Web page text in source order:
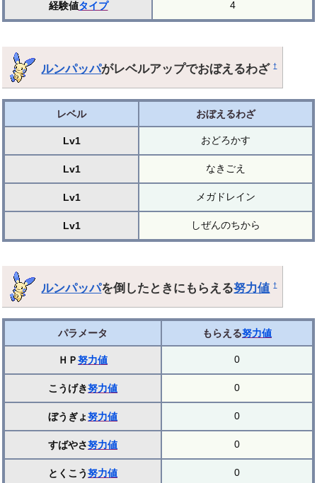
経験値タイプ 4
ルンパッパがレベルアップでおぼえるわざ†
レベル おぼえるわざ
Lv1 おどろかす
Lv1 なきごえ
Lv1 メガドレイン
Lv1 しぜんのちから
ルンパッパを倒したときにもらえる努力値 †
パラメータ もらえる努力値
ＨＰ努力値 0
こうげき努力値 0
ぼうぎょ努力値 0
すばやさ努力値 0
とくこう努力値 0